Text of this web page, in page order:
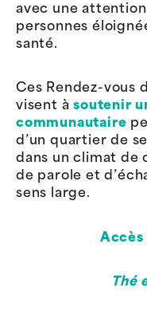
avec une
personnes
santé.
Ces Rendez-vous
visent àsoutenir
communautaire
d’un quartier de
dans un climat de
de parole et
sens large.
Thé